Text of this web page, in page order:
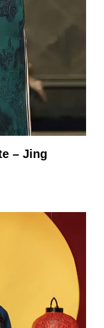
– Jing